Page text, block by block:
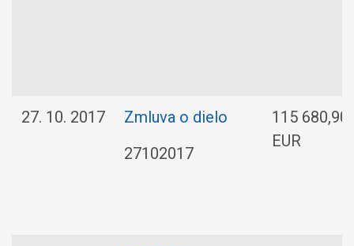
27. 10. 2017
Zmluva o dielo
27102017
115 680,90
EUR